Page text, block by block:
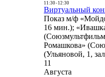
11:30- 12:30
Виртуальный
Показ м/ф
16 мин.);
Ромашкова»
(Ульяновой, 1,
11
Августа